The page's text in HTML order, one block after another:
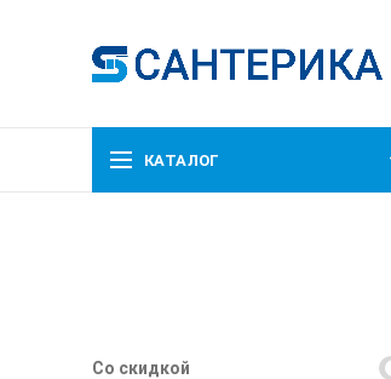
КАТАЛОГ
Со скидкой